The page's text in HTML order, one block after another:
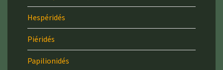
Hespéridés
Piéridés
Papilionidés